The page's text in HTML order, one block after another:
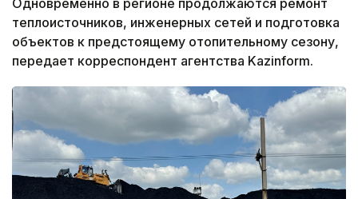
теплоисточников, инженерных сетей и подготовка
объектов к предстоящему отопительному сезону,
передает корреспондент агентства Kazinform.